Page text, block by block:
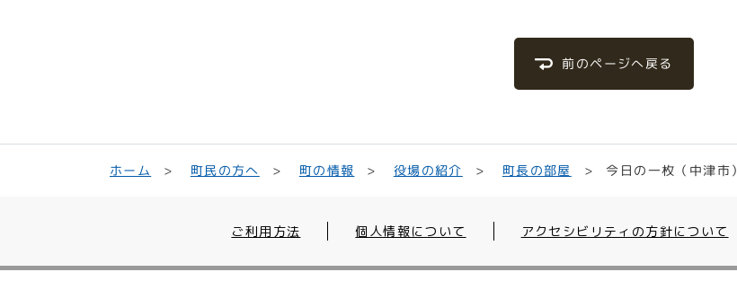
前のページへ戻る
ホーム 町民の方へ 町の情報 役場の紹介 町長の部屋 今日の一枚（中津市）
ご利用方法 個人情報について アクセシビリティの方針について